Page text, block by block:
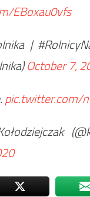
EBoxau0vfs
|
October 7,
pic.twitter.com/